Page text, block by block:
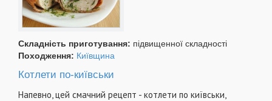
Складність приготування: підвищенної складності
Походження: Київщина
Котлети по-київськи
Напевно, цей смачний рецепт - котлети по київськи,